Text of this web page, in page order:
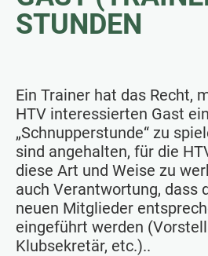
STUNDEN
Ein Trainer hat das Recht,
HTV interessierten Gast
„Schnupperstunde“ zu
sind angehalten, für die
diese Art und Weise zu
auch Verantwortung, dass
neuen Mitglieder
eingeführt werden
Klubsekretär, etc.)..